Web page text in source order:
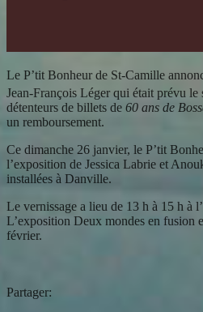
Le P’tit Bonheur de St-Camille
Jean-François Léger qui était prévu le
détenteurs de billets de 60 ans de
un remboursement.
Ce dimanche 26 janvier, le P’tit
l’exposition de Jessica Labrie et
installées à Danville.
Le vernissage a lieu de 13 h à 15 h à
L’exposition Deux mondes en fusion
février.
Partager: